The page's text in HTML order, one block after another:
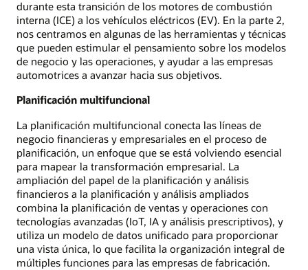
durante esta transición de los motores de combustión
interna (ICE) a los vehículos eléctricos (EV). En la parte 2,
nos centramos en algunas de las herramientas y técnicas
que pueden estimular el pensamiento sobre los modelos
de negocio y las operaciones, y ayudar a las empresas
automotrices a avanzar hacia sus objetivos.
Planificación multifuncional
La planificación multifuncional conecta las líneas de
negocio financieras y empresariales en el proceso de
planificación, un enfoque que se está volviendo esencial
para mapear la transformación empresarial. La
ampliación del papel de la planificación y análisis
financieros a la planificación y análisis ampliados
combina la planificación de ventas y operaciones con
tecnologías avanzadas (IoT, IA y análisis prescriptivos), y
utiliza un modelo de datos unificado para proporcionar
una vista única, lo que facilita la organización integral de
múltiples funciones para las empresas de fabricación.